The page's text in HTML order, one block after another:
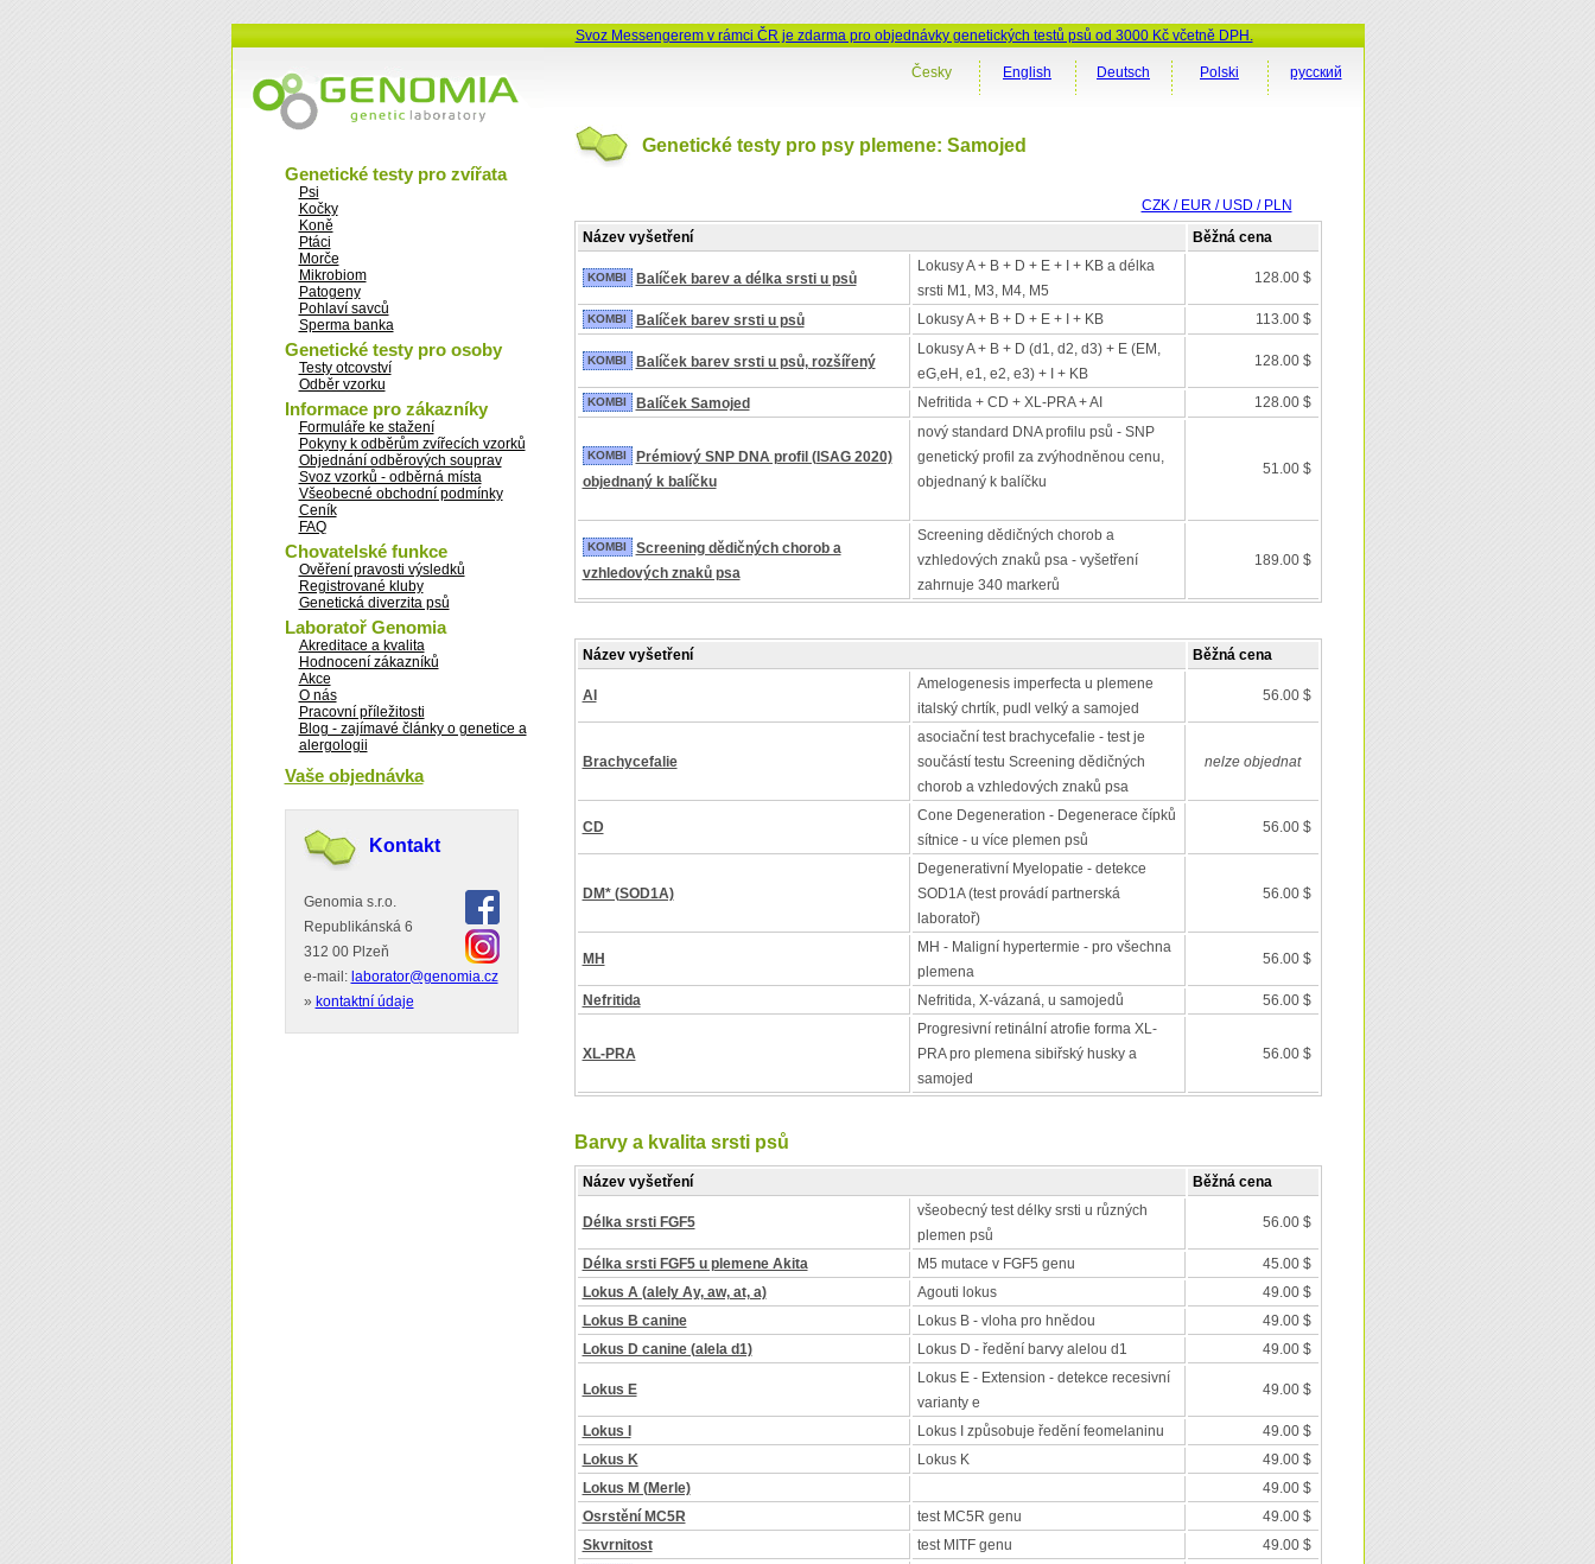
Svoz Messengerem v rámci ČR je zdarma pro objednávky genetických testů psů od 3000 Kč včetně DPH.
Genetické testy pro zvířata
Psi
Kočky
Koně
Ptáci
Morče
Mikrobiom
Patogeny
Pohlaví savců
Sperma banka
Genetické testy pro osoby
Testy otcovství
Odběr vzorku
Informace pro zákazníky
Formuláře ke stažení
Pokyny k odběrům zvířecích vzorků
Objednání odběrových souprav
Svoz vzorků - odběrná místa
Všeobecné obchodní podmínky
Ceník
FAQ
Chovatelské funkce
Ověření pravosti výsledků
Registrované kluby
Genetická diverzita psů
Laboratoř Genomia
Akreditace a kvalita
Hodnocení zákazníků
Akce
O nás
Pracovní příležitosti
Blog - zajímavé články o genetice a
alergologii
Vaše objednávka
Kontakt
Genomia s.r.o.
Republikánská 6
312 00 Plzeň
e-mail: laborator@genomia.cz
» kontaktní údaje
русский
Polski
Deutsch
English
Česky
Genetické testy pro psy plemene: Samojed
CZK / EUR / USD / PLN
Název vyšetření
Běžná cena
KOMBI Balíček barev a délka srsti u psů
Lokusy A + B + D + E + I + KB a délka
srsti M1, M3, M4, M5
128.00 $
KOMBI Balíček barev srsti u psů Lokusy A + B + D + E + I + KB 113.00 $
KOMBI Balíček barev srsti u psů, rozšířený
Lokusy A + B + D (d1, d2, d3) + E (EM,
eG,eH, e1, e2, e3) + I + KB
128.00 $
KOMBI Balíček Samojed Nefritida + CD + XL-PRA + AI 128.00 $
KOMBI
Prémiový SNP DNA profil (ISAG 2020)
objednaný k balíčku
nový standard DNA profilu psů - SNP
genetický profil za zvýhodněnou cenu,
objednaný k balíčku
51.00 $
KOMBI
Screening dědičných chorob a
vzhledových znaků psa
Screening dědičných chorob a
vzhledových znaků psa - vyšetření
zahrnuje 340 markerů
189.00 $
Název vyšetření Běžná cena
AI
Amelogenesis imperfecta u plemene
italský chrtík, pudl velký a samojed
56.00 $
Brachycefalie
asociační test brachycefalie - test je
součástí testu Screening dědičných
chorob a vzhledových znaků psa
nelze objednat
CD
Cone Degeneration - Degenerace čípků
sítnice - u více plemen psů
56.00 $
DM* (SOD1A)
Degenerativní Myelopatie - detekce
SOD1A (test provádí partnerská
laboratoř)
56.00 $
MH
MH - Maligní hypertermie - pro všechna
plemena
56.00 $
Nefritida Nefritida, X-vázaná, u samojedů 56.00 $
XL-PRA
Progresivní retinální atrofie forma XL-
PRA pro plemena sibiřský husky a
samojed
56.00 $
Barvy a kvalita srsti psů
Název vyšetření Běžná cena
Délka srsti FGF5
všeobecný test délky srsti u různých
plemen psů
56.00 $
Délka srsti FGF5 u plemene Akita M5 mutace v FGF5 genu
45.00 $
Lokus A (alely Ay, aw, at, a)
Agouti lokus
49.00 $
Lokus B canine
Lokus B - vloha pro hnědou
49.00 $
Lokus D canine (alela d1)
Lokus D - ředění barvy alelou d1 49.00 $
Lokus E
Lokus E - Extension - detekce recesivní
varianty e
49.00 $
Lokus I Lokus I způsobuje ředění feomelaninu
49.00 $
Lokus K
Lokus K
49.00 $
Lokus M (Merle)
49.00 $
Osrstění MC5R
test MC5R genu
49.00 $
Skvrnitost
test MITF genu 49.00 $